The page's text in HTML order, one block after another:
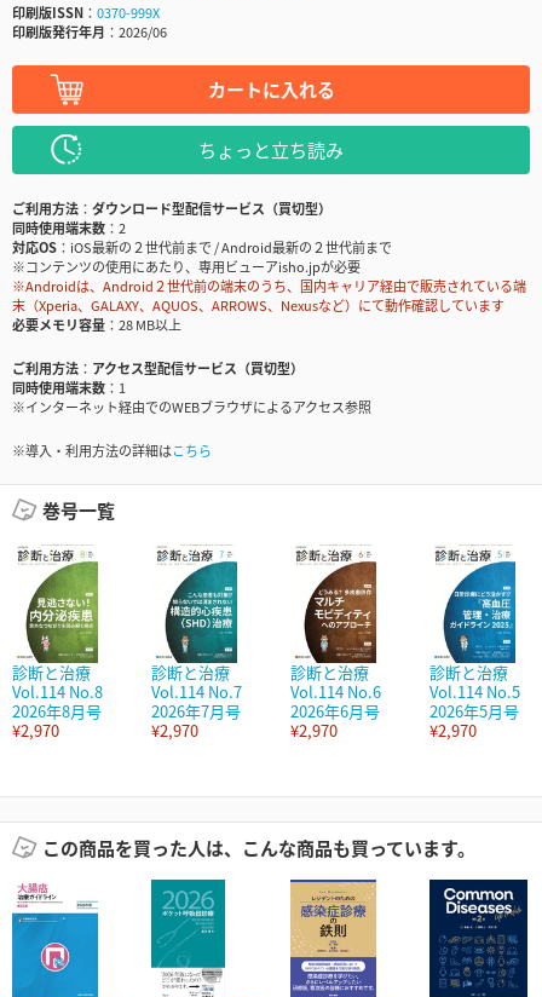
印刷版ISSN
0370-999X
印刷版発行年月
2026/06
カートに入れる
ちょっと立ち読み
ご利用方法
ダウンロード型配信サービス（買切型）
同時使用端末数
2
対応OS
iOS最新の２世代前まで / Android最新の２世代前まで
※コンテンツの使用にあたり、専用ビューアisho.jpが必要
※Androidは、Android２世代前の端末のうち、国内キャリア経由で販売されている端
末（Xperia、GALAXY、AQUOS、ARROWS、Nexusなど）にて動作確認しています
必要メモリ容量
28 MB以上
ご利用方法
アクセス型配信サービス（買切型）
同時使用端末数
1
※インターネット経由でのWEBブラウザによるアクセス参照
※導入・利用方法の詳細はこちら
巻号一覧
診断と治療
Vol.114 No.8
2026年8月号
¥2,970
診断と治療
Vol.114 No.7
2026年7月号
¥2,970
診断と治療
Vol.114 No.6
2026年6月号
¥2,970
診断と治療
Vol.114 No.5
2026年5月号
¥2,970
この商品を買った人は、こんな商品も買っています。